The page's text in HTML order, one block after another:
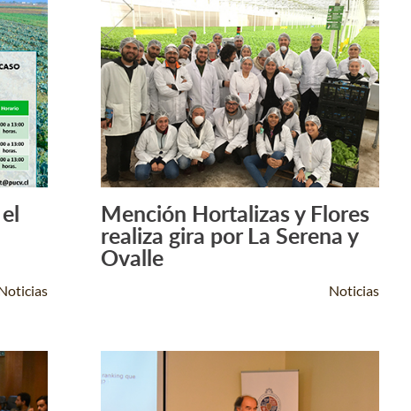
+ Leer Más +
Mención Hortalizas y Flores
realiza gira por La Serena y
Ovalle
Noticias